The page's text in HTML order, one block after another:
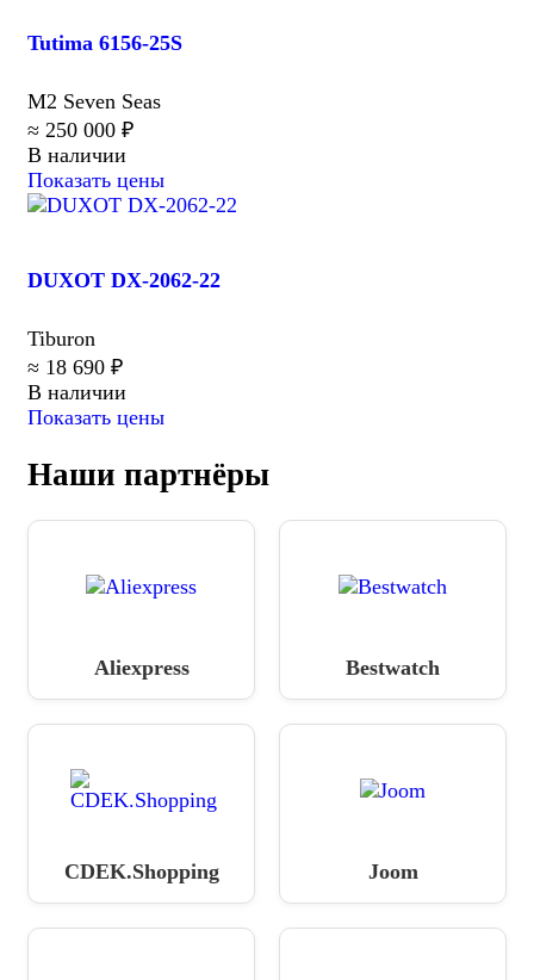
Tutima 6156-25S
M2 Seven Seas
≈ 250 000 ₽
В наличии
Показать цены
DUXOT DX-2062-22
Tiburon
≈ 18 690 ₽
В наличии
Показать цены
Наши партнёры
Aliexpress Bestwatch
CDEK.Shopping Joom